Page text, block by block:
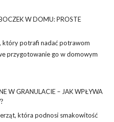
W DOMU: PROSTE
który potrafi nadać potrawom
przygotowanie go w domowym
W GRANULACIE – JAK WPŁYWA
która podnosi smakowitość